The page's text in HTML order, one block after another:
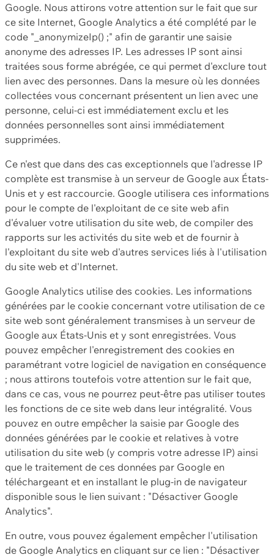
Google. Nous attirons votre attention sur le fait que sur
ce site Internet, Google Analytics a été complété par le
code "_anonymizeIp() ;" afin de garantir une saisie
anonyme des adresses IP. Les adresses IP sont ainsi
traitées sous forme abrégée, ce qui permet d'exclure tout
lien avec des personnes. Dans la mesure où les données
collectées vous concernant présentent un lien avec une
personne, celui-ci est immédiatement exclu et les
données personnelles sont ainsi immédiatement
supprimées.
Ce n'est que dans des cas exceptionnels que l'adresse IP
complète est transmise à un serveur de Google aux États-
Unis et y est raccourcie. Google utilisera ces informations
pour le compte de l'exploitant de ce site web afin
d'évaluer votre utilisation du site web, de compiler des
rapports sur les activités du site web et de fournir à
l'exploitant du site web d'autres services liés à l'utilisation
du site web et d'Internet.
Google Analytics utilise des cookies. Les informations
générées par le cookie concernant votre utilisation de ce
site web sont généralement transmises à un serveur de
Google aux États-Unis et y sont enregistrées. Vous
pouvez empêcher l'enregistrement des cookies en
paramétrant votre logiciel de navigation en conséquence
; nous attirons toutefois votre attention sur le fait que,
dans ce cas, vous ne pourrez peut-être pas utiliser toutes
les fonctions de ce site web dans leur intégralité. Vous
pouvez en outre empêcher la saisie par Google des
données générées par le cookie et relatives à votre
utilisation du site web (y compris votre adresse IP) ainsi
que le traitement de ces données par Google en
téléchargeant et en installant le plug-in de navigateur
disponible sous le lien suivant : "Désactiver Google
Analytics".
En outre, vous pouvez également empêcher l'utilisation
de Google Analytics en cliquant sur ce lien : "Désactiver